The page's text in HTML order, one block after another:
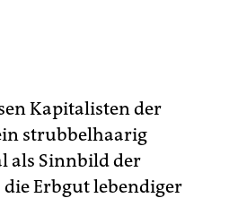
Kapitalisten der
strubbelhaarig
als Sinnbild der
Erbgut lebendiger